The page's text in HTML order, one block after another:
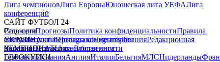
Лига чемпионовЛига ЕвропыЮношеская лига УЕФАЛига
конференций
САЙТ ФУТБОЛ 24
РедакцияПрогнозыПолитика конфиденциальностиПравила
сайтуКонтактыПравила комментированияРедакционная
политикаСтруктура собственности
Соц. сети
facebookxyoutubeinstagramtelegramviber
УКРАИНА
УкраинаПервая лигаВторая лига
ЧЕМПИОНАТЫ
ГерманияИспанияАнглияИталияБельгияМЛСНидерланды
ЕВРОКУБКИ